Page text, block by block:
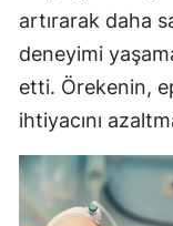
artırarak daha
deneyimi
etti. Örekenin,
ihtiyacını